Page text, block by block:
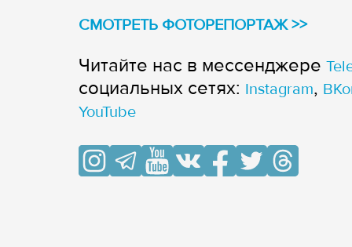
СМОТРЕТЬ ФОТОРЕПОРТАЖ >>
Читайте нас в мессенджере
cоциальных сетях: Instagram,
YouTube